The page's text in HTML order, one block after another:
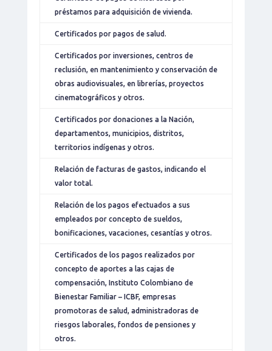
préstamos para adquisición de vivienda.
Certificados por pagos de salud.
Certificados por inversiones, centros de
reclusión, en mantenimiento y conservación de
obras audiovisuales, en librerías, proyectos
cinematográficos y otros.
Certificados por donaciones a la Nación,
departamentos, municipios, distritos,
territorios indígenas y otros.
Relación de facturas de gastos, indicando el
valor total.
Relación de los pagos efectuados a sus
empleados por concepto de sueldos,
bonificaciones, vacaciones, cesantías y otros.
Certificados de los pagos realizados por
concepto de aportes a las cajas de
compensación, Instituto Colombiano de
Bienestar Familiar – ICBF, empresas
promotoras de salud, administradoras de
riesgos laborales, fondos de pensiones y
otros.